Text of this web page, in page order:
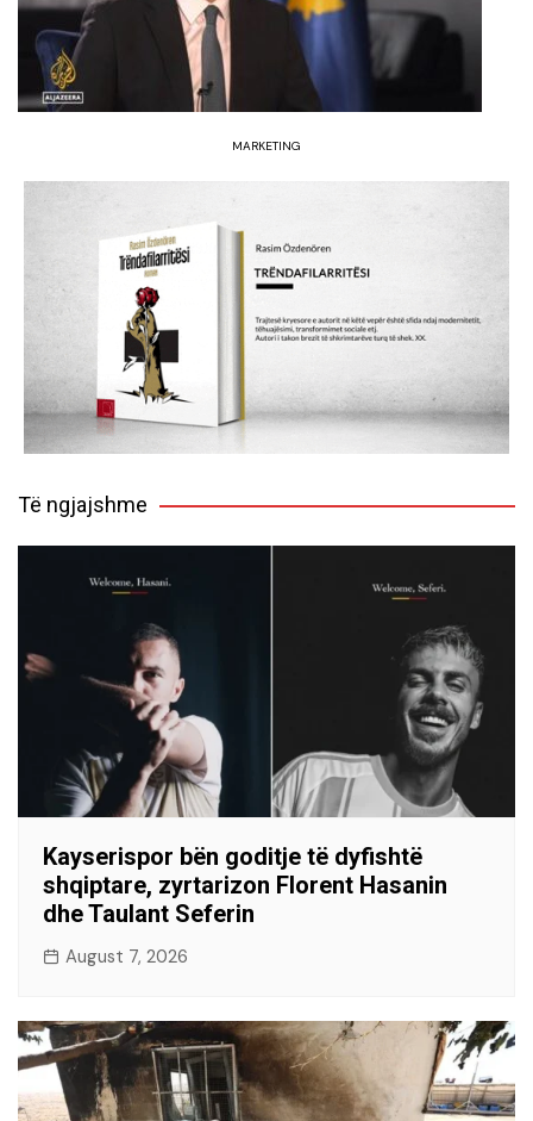
MARKETING
Të ngjajshme
Kayserispor bën goditje të dyfishtë
shqiptare, zyrtarizon Florent Hasanin
dhe Taulant Seferin
August 7, 2026